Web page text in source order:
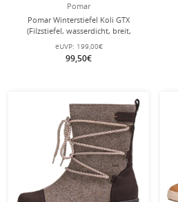
Pomar
Pomar Winterstiefel Koli GTX
(Filzstiefel, wasserdicht, breit,
extrem warm) hellgrau Damen
eUVP: 199,00€
99,50€